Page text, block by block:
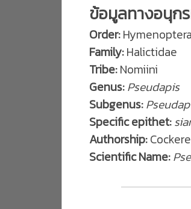
ข้อมูลทางอนุก
Order:Hymenoptera
Family:Halictidae
Tribe:Nomiini
Genus:Pseudapis
Subgenus:
Specific epithet:
Authorship:
Scientific Name: